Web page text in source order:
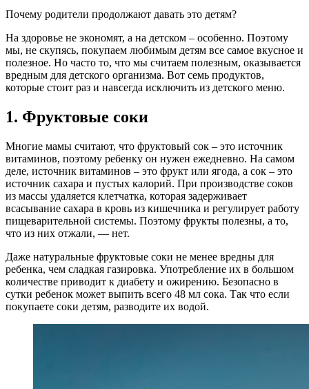
Почему родители продолжают давать это детям?
На здоровье не экономят, а на детском – особенно. Поэтому
мы, не скупясь, покупаем любимым детям все самое вкусное и
полезное. Но часто то, что мы считаем полезным, оказывается
вредным для детского организма. Вот семь продуктов,
которые стоит раз и навсегда исключить из детского меню.
1. Фруктовые соки
Многие мамы считают, что фруктовый сок – это источник
витаминов, поэтому ребенку он нужен ежедневно. На самом
деле, источник витаминов – это фрукт или ягода, а сок – это
источник сахара и пустых калорий. При производстве соков
из массы удаляется клетчатка, которая задерживает
всасывание сахара в кровь из кишечника и регулирует работу
пищеварительной системы. Поэтому фрукты полезны, а то,
что из них отжали, — нет.
Даже натуральные фруктовые соки не менее вредны для
ребенка, чем сладкая газировка. Употребление их в большом
количестве приводит к диабету и ожирению. Безопасно в
сутки ребенок может выпить всего 48 мл сока. Так что если
покупаете соки детям, разводите их водой.